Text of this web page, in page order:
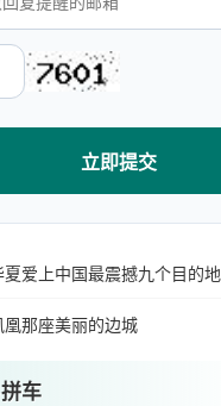
立即提交
夏爱上中国最震撼九个目的地
凰那座美丽的边城
车